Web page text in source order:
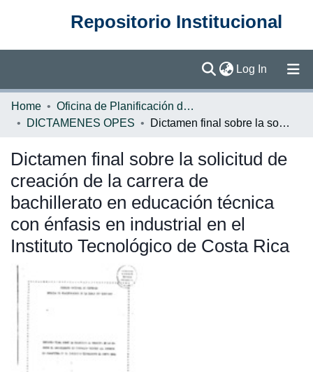
Repositorio Institucional
Log In (current)
Communities & Collections
Statistics
Home
Oficina de Planificación de la Educación Superior (OPES)
DICTAMENES OPES
Dictamen final sobre la solicitud de creación de la carrera de bachillerato en educación técnica con énfasis en industrial en el Instituto Tecnológico de Costa Rica
Dictamen final sobre la solicitud de
creación de la carrera de
bachillerato en educación técnica
con énfasis en industrial en el
Instituto Tecnológico de Costa Rica